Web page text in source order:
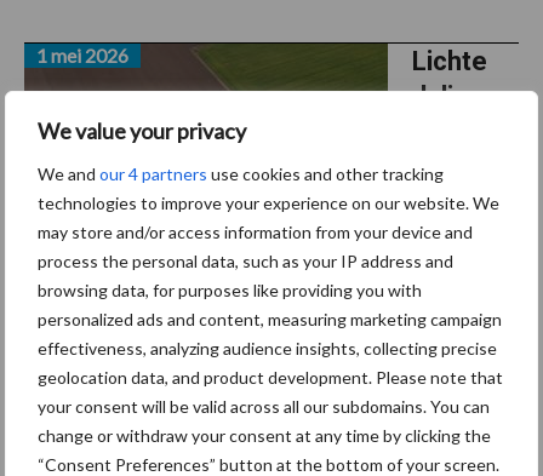
We value your privacy
We and our 4 partners use cookies and other tracking
technologies to improve your experience on our website. We
may store and/or access information from your device and
process the personal data, such as your IP address and
browsing data, for purposes like providing you with
personalized ads and content, measuring marketing campaign
effectiveness, analyzing audience insights, collecting precise
geolocation data, and product development. Please note that
your consent will be valid across all our subdomains. You can
change or withdraw your consent at any time by clicking the
“Consent Preferences” button at the bottom of your screen.
Lichte
daling
he
grondprij
s in
eerste
kwartaal
2026
1 mei 2026
De prijs van agrarische grond in Nederland is in het eerste
kwartaal van 2026 licht gedaald. Daarmee volgt een correctie op
eerdere prijsstijgingen, terwijl het niveau nog boven het